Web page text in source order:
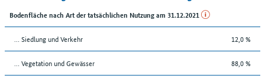
Bodenfläche nach Art der tatsächlichen Nutzung am 31.12.2021
… Siedlung und Verkehr 12,0 %
… Vegetation und Gewässer 88,0 %